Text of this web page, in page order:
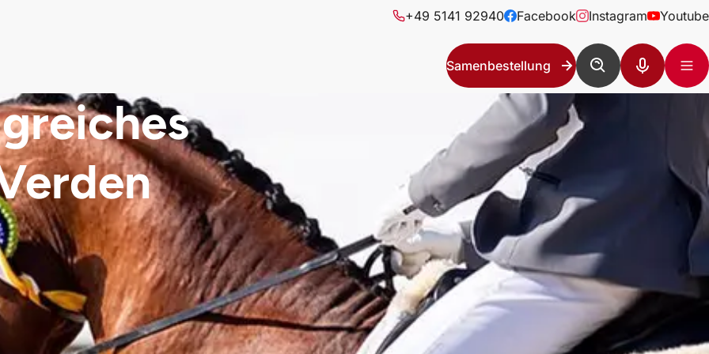
+49 5141 92940 Facebook Instagram Youtube
Samenbestellung